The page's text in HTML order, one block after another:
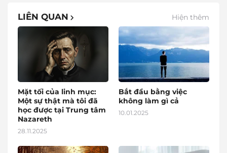
LIÊN QUAN Hiện thêm
Mặt tối của linh mục:
Một sự thật mà tôi đã
học được tại Trung tâm
Nazareth
28.11.2025
Bắt đầu bằng việc
không làm gì cả
10.01.2025